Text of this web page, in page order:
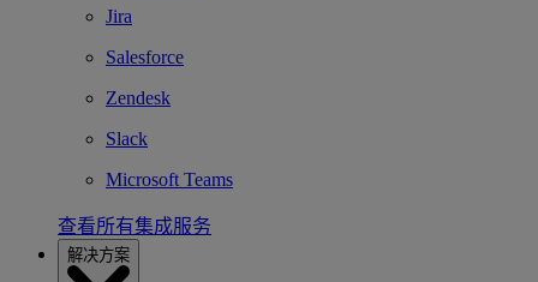
Jira
Salesforce
Zendesk
Slack
Microsoft Teams
查看所有集成服务
解决方案